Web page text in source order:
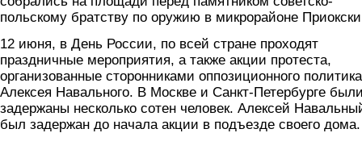
польскому братству по оружию в микрорайоне
12 июня, в День России, по всей стране проходят
праздничные мероприятия, а также акции протеста,
организованные сторонниками оппозиционного политика
Алексея Навального. В Москве и Санкт-Петербурге
задержаны несколько сотен человек. Алексей
был задержан до начала акции в подъезде своего дома.